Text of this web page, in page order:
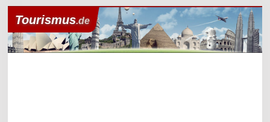
Tourismus.de